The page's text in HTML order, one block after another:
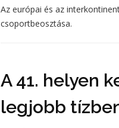
Az európai és az
csoportbeosztása.
A 41. helyen
legjobb